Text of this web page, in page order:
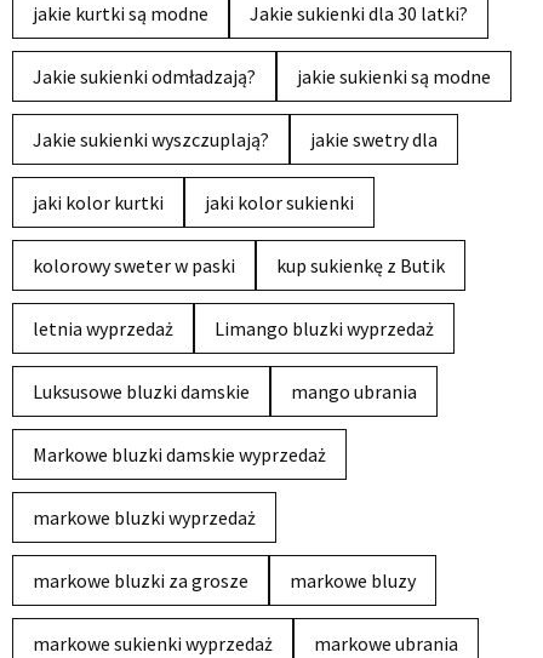
jakie kurtki są modne Jakie sukienki dla 30 latki?
Jakie sukienki odmładzają? jakie sukienki są modne
Jakie sukienki wyszczuplają? jakie swetry dla
jaki kolor kurtki jaki kolor sukienki
kolorowy sweter w paski kup sukienkę z Butik
letnia wyprzedaż Limango bluzki wyprzedaż
Luksusowe bluzki damskie mango ubrania
Markowe bluzki damskie wyprzedaż
markowe bluzki wyprzedaż
markowe bluzki za grosze markowe bluzy
markowe sukienki wyprzedaż markowe ubrania